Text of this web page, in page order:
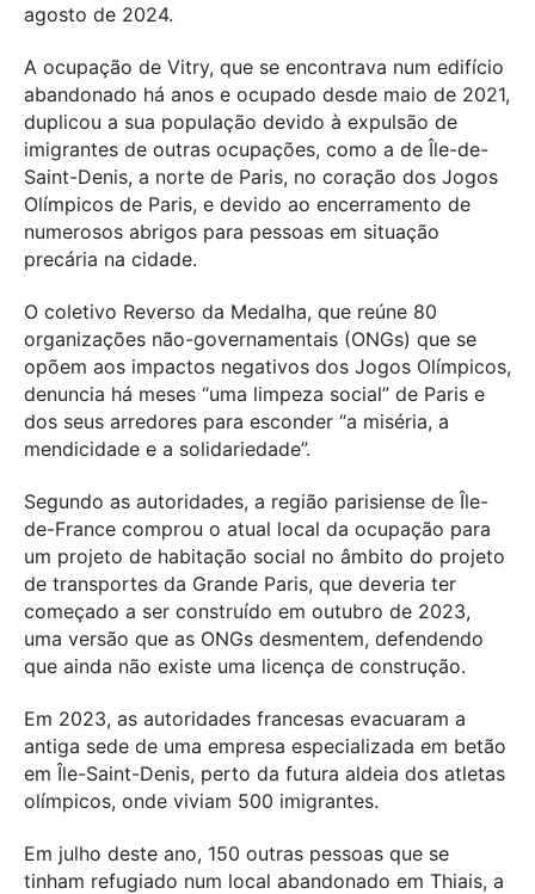
agosto de 2024.
A ocupação de Vitry, que se encontrava num edifício
abandonado há anos e ocupado desde maio de 2021,
duplicou a sua população devido à expulsão de
imigrantes de outras ocupações, como a de Île-de-
Saint-Denis, a norte de Paris, no coração dos Jogos
Olímpicos de Paris, e devido ao encerramento de
numerosos abrigos para pessoas em situação
precária na cidade.
O coletivo Reverso da Medalha, que reúne 80
organizações não-governamentais (ONGs) que se
opõem aos impactos negativos dos Jogos Olímpicos,
denuncia há meses “uma limpeza social” de Paris e
dos seus arredores para esconder “a miséria, a
mendicidade e a solidariedade”.
Segundo as autoridades, a região parisiense de Île-
de-France comprou o atual local da ocupação para
um projeto de habitação social no âmbito do projeto
de transportes da Grande Paris, que deveria ter
começado a ser construído em outubro de 2023,
uma versão que as ONGs desmentem, defendendo
que ainda não existe uma licença de construção.
Em 2023, as autoridades francesas evacuaram a
antiga sede de uma empresa especializada em betão
em Île-Saint-Denis, perto da futura aldeia dos atletas
olímpicos, onde viviam 500 imigrantes.
Em julho deste ano, 150 outras pessoas que se
tinham refugiado num local abandonado em Thiais, a